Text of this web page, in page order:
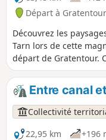
bâtiments du bourg.
siècle dernier, le
nouvel essor en
habitants.
Départ à
Découvrez les
Tarn lors de cette
départ de Gratentour.
à travers les collines,
jusqu'à la cité
redescendre par le
Idéal pour les
architectural et de
condensé
Entre canal
Collectivité
22,95 km
+196